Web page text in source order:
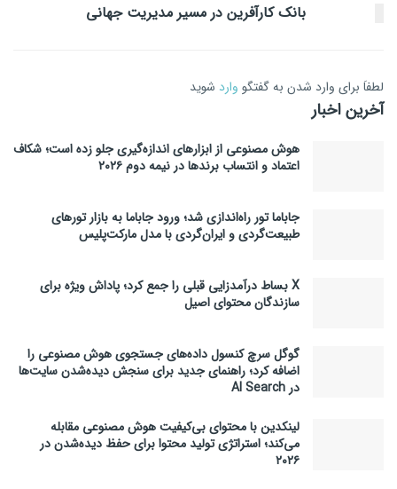
بانک کارآفرین در مسیر مدیریت جهانی
لطفاَ برای وارد شدن به گفتگو وارد شوید
آخرین اخبار
هوش مصنوعی از ابزارهای اندازه‌گیری جلو زده است؛ شکاف
اعتماد و انتساب برندها در نیمه دوم ۲۰۲۶
جاباما تور راه‌اندازی شد؛ ورود جاباما به بازار تورهای
طبیعت‌گردی و ایران‌گردی با مدل مارکت‌پلیس
X بساط درآمدزایی قبلی را جمع کرد؛ پاداش ویژه برای
سازندگان محتوای اصیل
گوگل سرچ کنسول داده‌های جستجوی هوش مصنوعی را
اضافه کرد؛ راهنمای جدید برای سنجش دیده‌شدن سایت‌ها
در AI Search
لینکدین با محتوای بی‌کیفیت هوش مصنوعی مقابله
می‌کند؛ استراتژی تولید محتوا برای حفظ دیده‌شدن در
۲۰۲۶